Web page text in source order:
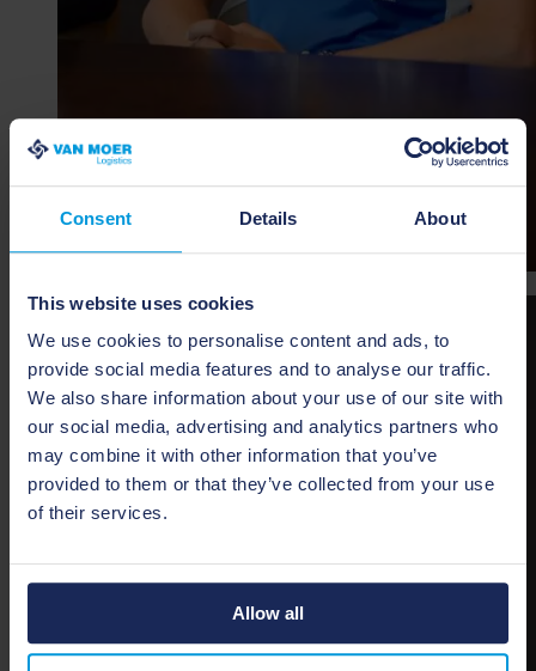
Consent Details About
This website uses cookies
We use cookies to personalise content and ads, to
provide social media features and to analyse our traffic.
We also share information about your use of our site with
our social media, advertising and analytics partners who
may combine it with other information that you’ve
provided to them or that they’ve collected from your use
of their services.
Allow all
Wat is jullie belangrijkste doel met het Van Moer Cycling
Erwin: In de eerste plaats willen we jongeren natuurlijk iets